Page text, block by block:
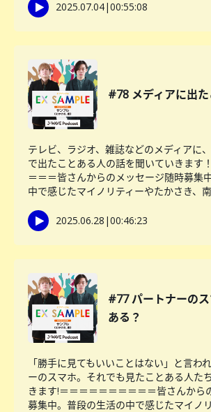
2025.07.04|00:55:08
#78 メディアに出た
テレビ、ラジオ、雑誌などのメディアに
で出たことある人の話を聞いていきます
＝＝＝皆さんからのメッセージ随時募集
中で感じたマイノリティーやたかさき、
2025.06.28 |00:46:23
#77 パートナーの
ある？
「勝手に見てもいいことはない」と言わ
ーのスマホ。それでも見たことある人た
きます!＝＝＝＝＝＝＝＝＝＝皆さんから
募集中。普段の生活の中で感じたマイノ